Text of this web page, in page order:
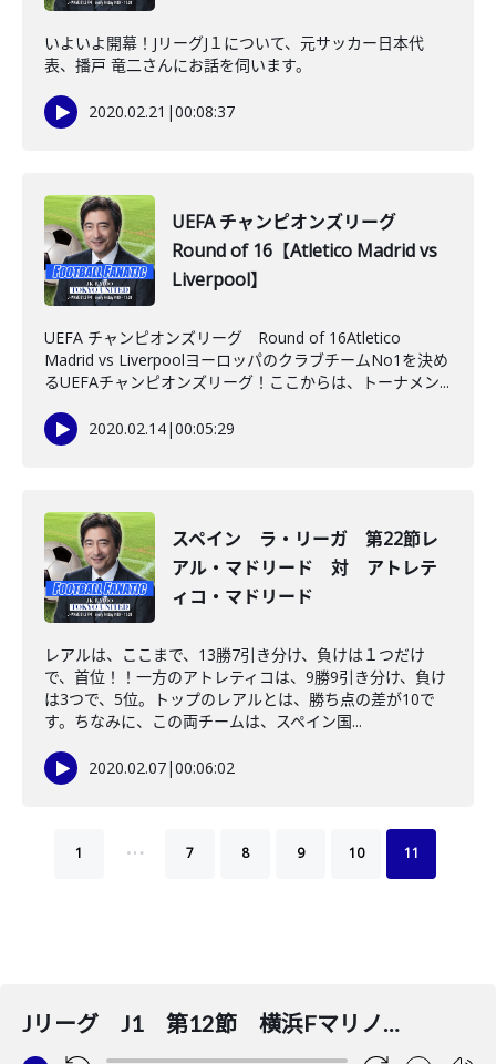
いよいよ開幕！JリーグJ１について、元サッカー日本代
表、播戸 竜二さんにお話を伺います。
2020.02.21 |00:08:37
UEFA チャンピオンズリーグ
Round of 16【Atletico Madrid vs
Liverpool】
UEFA チャンピオンズリーグ Round of 16Atletico
Madrid vs LiverpoolヨーロッパのクラブチームNo1を決め
るUEFAチャンピオンズリーグ！ここからは、トーナメン...
2020.02.14|00:05:29
スペイン ラ・リーガ 第22節レ
アル・マドリード 対 アトレテ
ィコ・マドリード
レアルは、ここまで、13勝7引き分け、負けは１つだけ
で、首位！！一方のアトレティコは、9勝9引き分け、負け
は3つで、5位。トップのレアルとは、勝ち点の差が10で
す。ちなみに、この両チームは、スペイン国...
2020.02.07|00:06:02
1 … 7 8 9 10 11
Jリーグ J1 第12節 横浜Fマリノス 対 名古屋グランパス